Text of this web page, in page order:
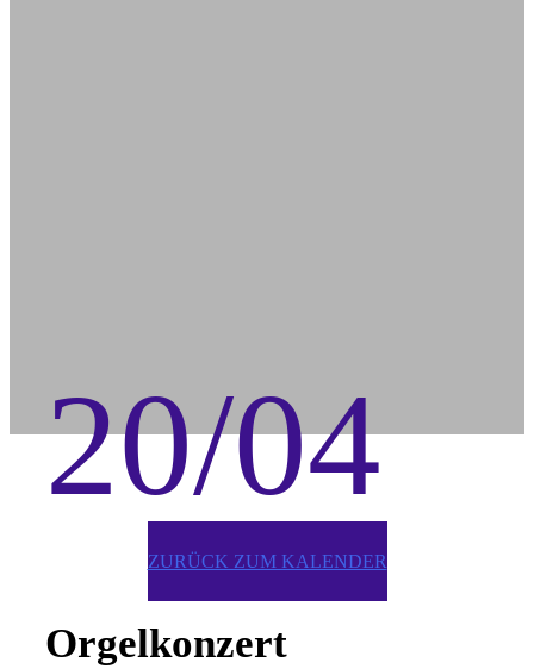
20/04
ZURÜCK ZUM KALENDER
Orgelkonzert